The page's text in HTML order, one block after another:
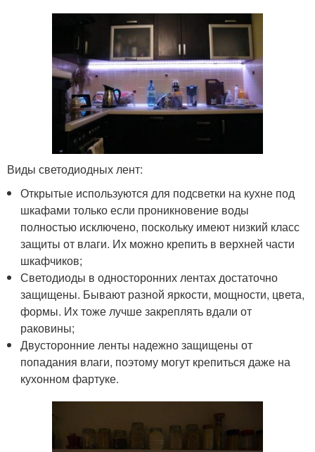
Виды светодиодных лент:
Открытые используются для подсветки на кухне под
шкафами только если проникновение воды
полностью исключено, поскольку имеют низкий класс
защиты от влаги. Их можно крепить в верхней части
шкафчиков;
Светодиоды в односторонних лентах достаточно
защищены. Бывают разной яркости, мощности, цвета,
формы. Их тоже лучше закреплять вдали от
раковины;
Двусторонние ленты надежно защищены от
попадания влаги, поэтому могут крепиться даже на
кухонном фартуке.